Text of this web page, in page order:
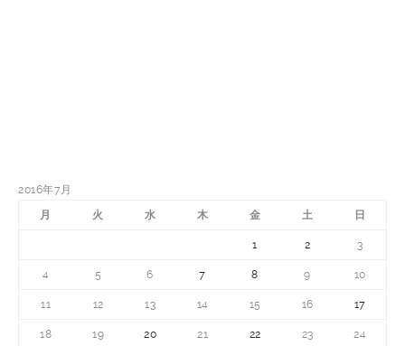
2016年7月
月
火 水 木 金 土 日
1 2 3
4 5 6 7 8 9 10
11 12 13 14 15 16 17
18 19 20 21 22 23 24